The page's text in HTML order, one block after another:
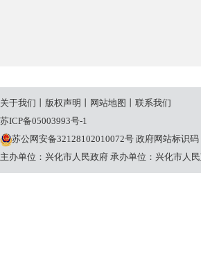
关于我们 版权声明 网站地图
联系我们
苏ICP备05003993号-1
苏公网安备32128102010072号 政府网站标识码
主办单位：兴化市人民政府 承办单位：兴化市人